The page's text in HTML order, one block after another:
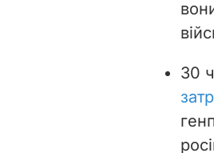
30